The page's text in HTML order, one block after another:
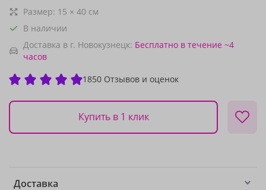
Размер: 15 × 40 см
В наличии
Доставка в г. Новокузнецк: Бесплатно в течение ~4
часов
1850 Отзывов и оценок
Купить в 1 клик
Доставка